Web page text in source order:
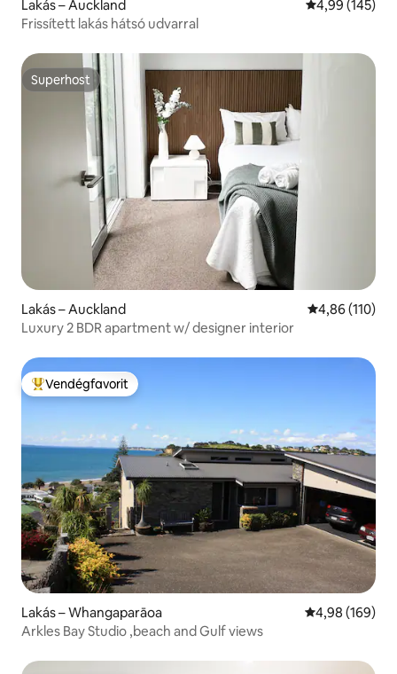
Lakás – Auckland Átlagos
4,99 (145)
Frissített lakás hátsó udvarral
Superhost
Superhost
Lakás – Auckland Átlagos
4,86 (110)
Luxury 2 BDR apartment w/ designer interior
Kiemelt vendégfavorit
Vendégfavorit
Lakás – Whangaparāoa Átlagos
4,98 (169)
Arkles Bay Studio ,beach and Gulf views